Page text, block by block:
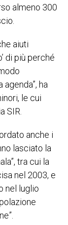
almeno 300
.
aiuti
di più perché
ha
le cui
SIR.
anche i
lasciato la
tra cui la
nel 2003, e
nel luglio